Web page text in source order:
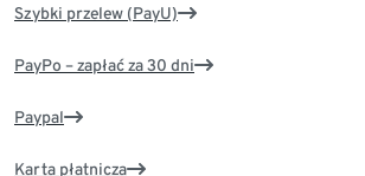
Szybki przelew (PayU)
PayPo – zapłać za 30 dni
Paypal
Karta płatnicza